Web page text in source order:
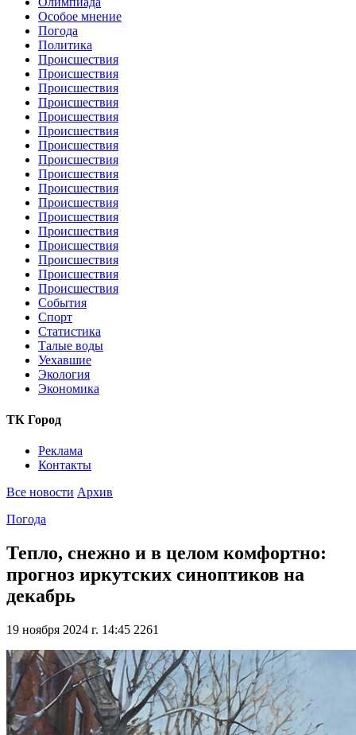
Особое мнение
Погода
Политика
Происшествия
Происшествия
Происшествия
Происшествия
Происшествия
Происшествия
Происшествия
Происшествия
Происшествия
Происшествия
Происшествия
Происшествия
Происшествия
Происшествия
Происшествия
Происшествия
Происшествия
События
Спорт
Статистика
Талые воды
Уехавшие
Экология
Экономика
ТК Город
Реклама
Контакты
Все новости Архив
Погода
Тепло, снежно и в целом комфортно:
прогноз иркутских синоптиков на
декабрь
19 ноября 2024 г. 14:45 2261